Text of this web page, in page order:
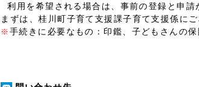
利用を希望される場合は、事前の登録と申請
まずは、桂川町子育て支援課子育て支援係にご
※ 手続きに必要なもの：印鑑、子どもさんの